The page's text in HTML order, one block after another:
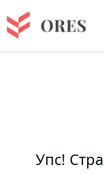
Упс!